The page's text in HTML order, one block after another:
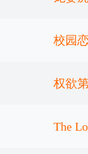
校园
权欲
第8集
The